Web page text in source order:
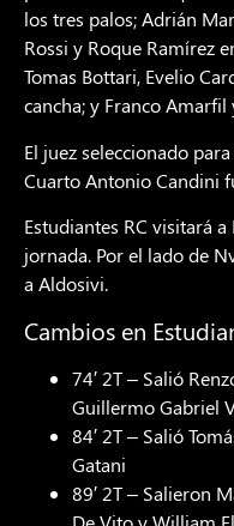
los tres palos; Adrián
Rossi y Roque Ramírez
Tomas Bottari, Evelio
cancha; y Franco
El juez seleccionado
Cuarto Antonio Candini
Estudiantes RC visitará
jornada. Por el lado de
a Aldosivi.
Cambios en
74′ 2T – Salió
Guillermo Gabriel
84′ 2T – Salió
Gatani
89′ 2T – Salieron